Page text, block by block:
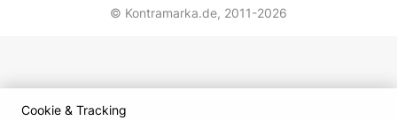
vorzustellen. Nach dem Vorsingen stellte der
© Kontramarka.de, 2011-2026
Cookie & Tracking